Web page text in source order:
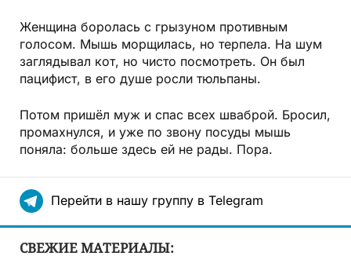
Женщина боролась с грызуном противным
голосом. Мышь морщилась, но терпела. На шум
заглядывал кот, но чисто посмотреть. Он был
пацифист, в его душе росли тюльпаны.
Потом пришёл муж и спас всех шваброй. Бросил,
промахнулся, и уже по звону посуды мышь
поняла: больше здесь ей не рады. Пора.
Перейти в нашу группу в Telegram
СВЕЖИЕ МАТЕРИАЛЫ: